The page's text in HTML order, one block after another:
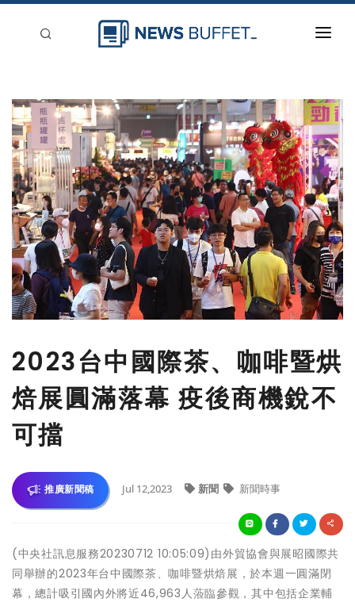
新聞稿分類
登入
刊登
2023台中國際茶、咖啡暨烘
焙展圓滿落幕 疫後商機銳不
可擋
推廣新聞稿 Jul 12,2023 新聞 新聞時事
(中央社訊息服務20230712 10:05:09)由外貿協會與展昭國際共
同舉辦的2023年台中國際茶、咖啡暨烘焙展，於本週一圓滿閉
幕，總計吸引國內外將近46,963人蒞臨參觀，其中包括企業輔